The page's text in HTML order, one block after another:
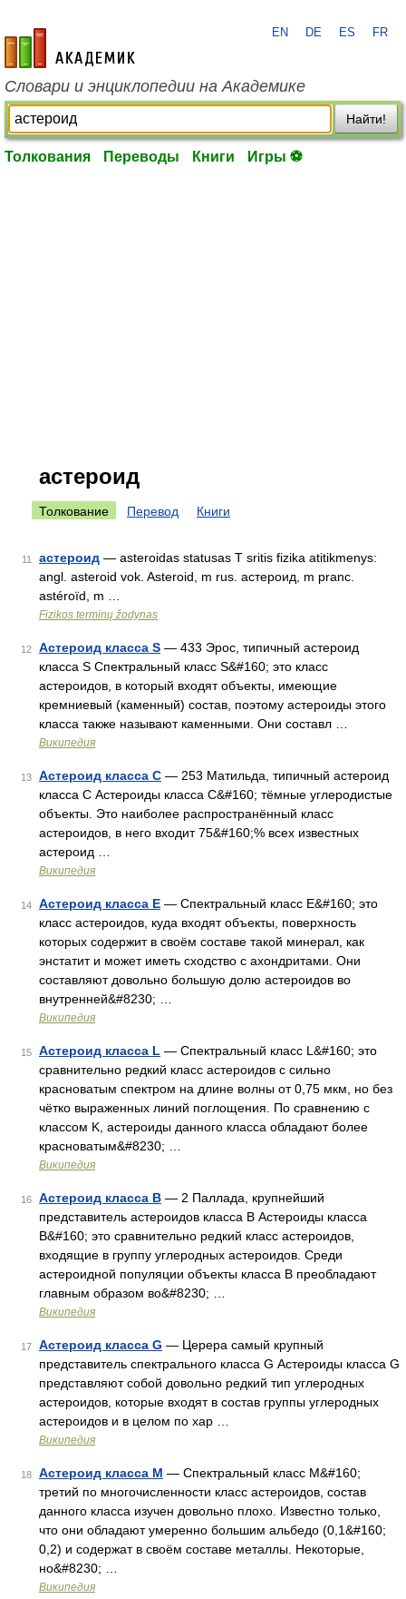
academic.ru
EN DE ES FR
Словари и энциклопедии на Академике
Найти!
Толкования Переводы Книги Игры ⚽
астероид
Толкование Перевод Книги
11 астероид — asteroidas statusas T sritis fizika atitikmenys:
angl. asteroid vok. Asteroid, m rus. астероид, m pranc.
astéroïd, m …
Fizikos terminų žodynas
12 Астероид класса S — 433 Эрос, типичный астероид
класса S Спектральный класс S&#160; это класс
астероидов, в который входят объекты, имеющие
кремниевый (каменный) состав, поэтому астероиды этого
класса также называют каменными. Они составл …
Википедия
13 Астероид класса C — 253 Матильда, типичный астероид
класса C Астероиды класса C&#160; тёмные углеродистые
объекты. Это наиболее распространённый класс
астероидов, в него входит 75&#160;% всех известных
астероид …
Википедия
14 Астероид класса E — Спектральный класс E&#160; это
класс астероидов, куда входят объекты, поверхность
которых содержит в своём составе такой минерал, как
энстатит и может иметь сходство с ахондритами. Они
составляют довольно большую долю астероидов во
внутренней&#8230; …
Википедия
15 Астероид класса L — Спектральный класс L&#160; это
сравнительно редкий класс астероидов с сильно
красноватым спектром на длине волны от 0,75 мкм, но без
чётко выраженных линий поглощения. По сравнению с
классом K, астероиды данного класса обладают более
красноватым&#8230; …
Википедия
16 Астероид класса B — 2 Паллада, крупнейший
представитель астероидов класса B Астероиды класса
B&#160; это сравнительно редкий класс астероидов,
входящие в группу углеродных астероидов. Среди
астероидной популяции объекты класса B преобладают
главным образом во&#8230; …
Википедия
17 Астероид класса G — Церера самый крупный
представитель спектрального класса G Астероиды класса G
представляют собой довольно редкий тип углеродных
астероидов, которые входят в состав группы углеродных
астероидов и в целом по хар …
Википедия
18 Астероид класса M — Спектральный класс M&#160;
третий по многочисленности класс астероидов, состав
данного класса изучен довольно плохо. Известно только,
что они обладают умеренно большим альбедо (0,1&#160;
0,2) и содержат в своём составе металлы. Некоторые,
но&#8230; …
Википедия